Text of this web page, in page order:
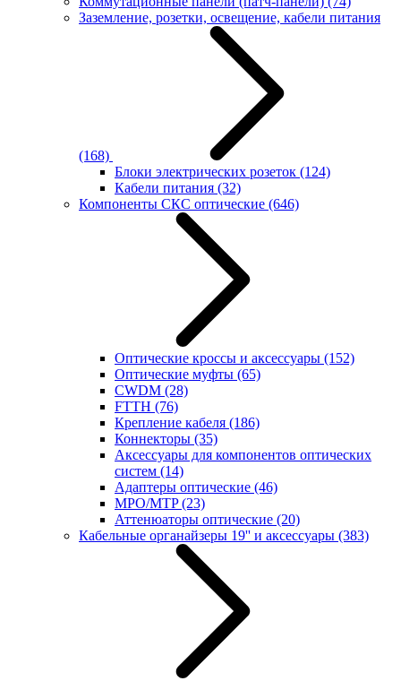
Заземление, розетки, освещение, кабели питания
(168)
Блоки электрических розеток (124)
Кабели питания (32)
Компоненты СКС оптические (646)
Оптические кроссы и аксессуары (152)
Оптические муфты (65)
CWDM (28)
FTTH (76)
Крепление кабеля (186)
Коннекторы (35)
Аксессуары для компонентов оптических
систем (14)
Адаптеры оптические (46)
MPO/MTP(23)
Аттенюаторы оптические (20)
Кабельные органайзеры 19'' и аксессуары (383)